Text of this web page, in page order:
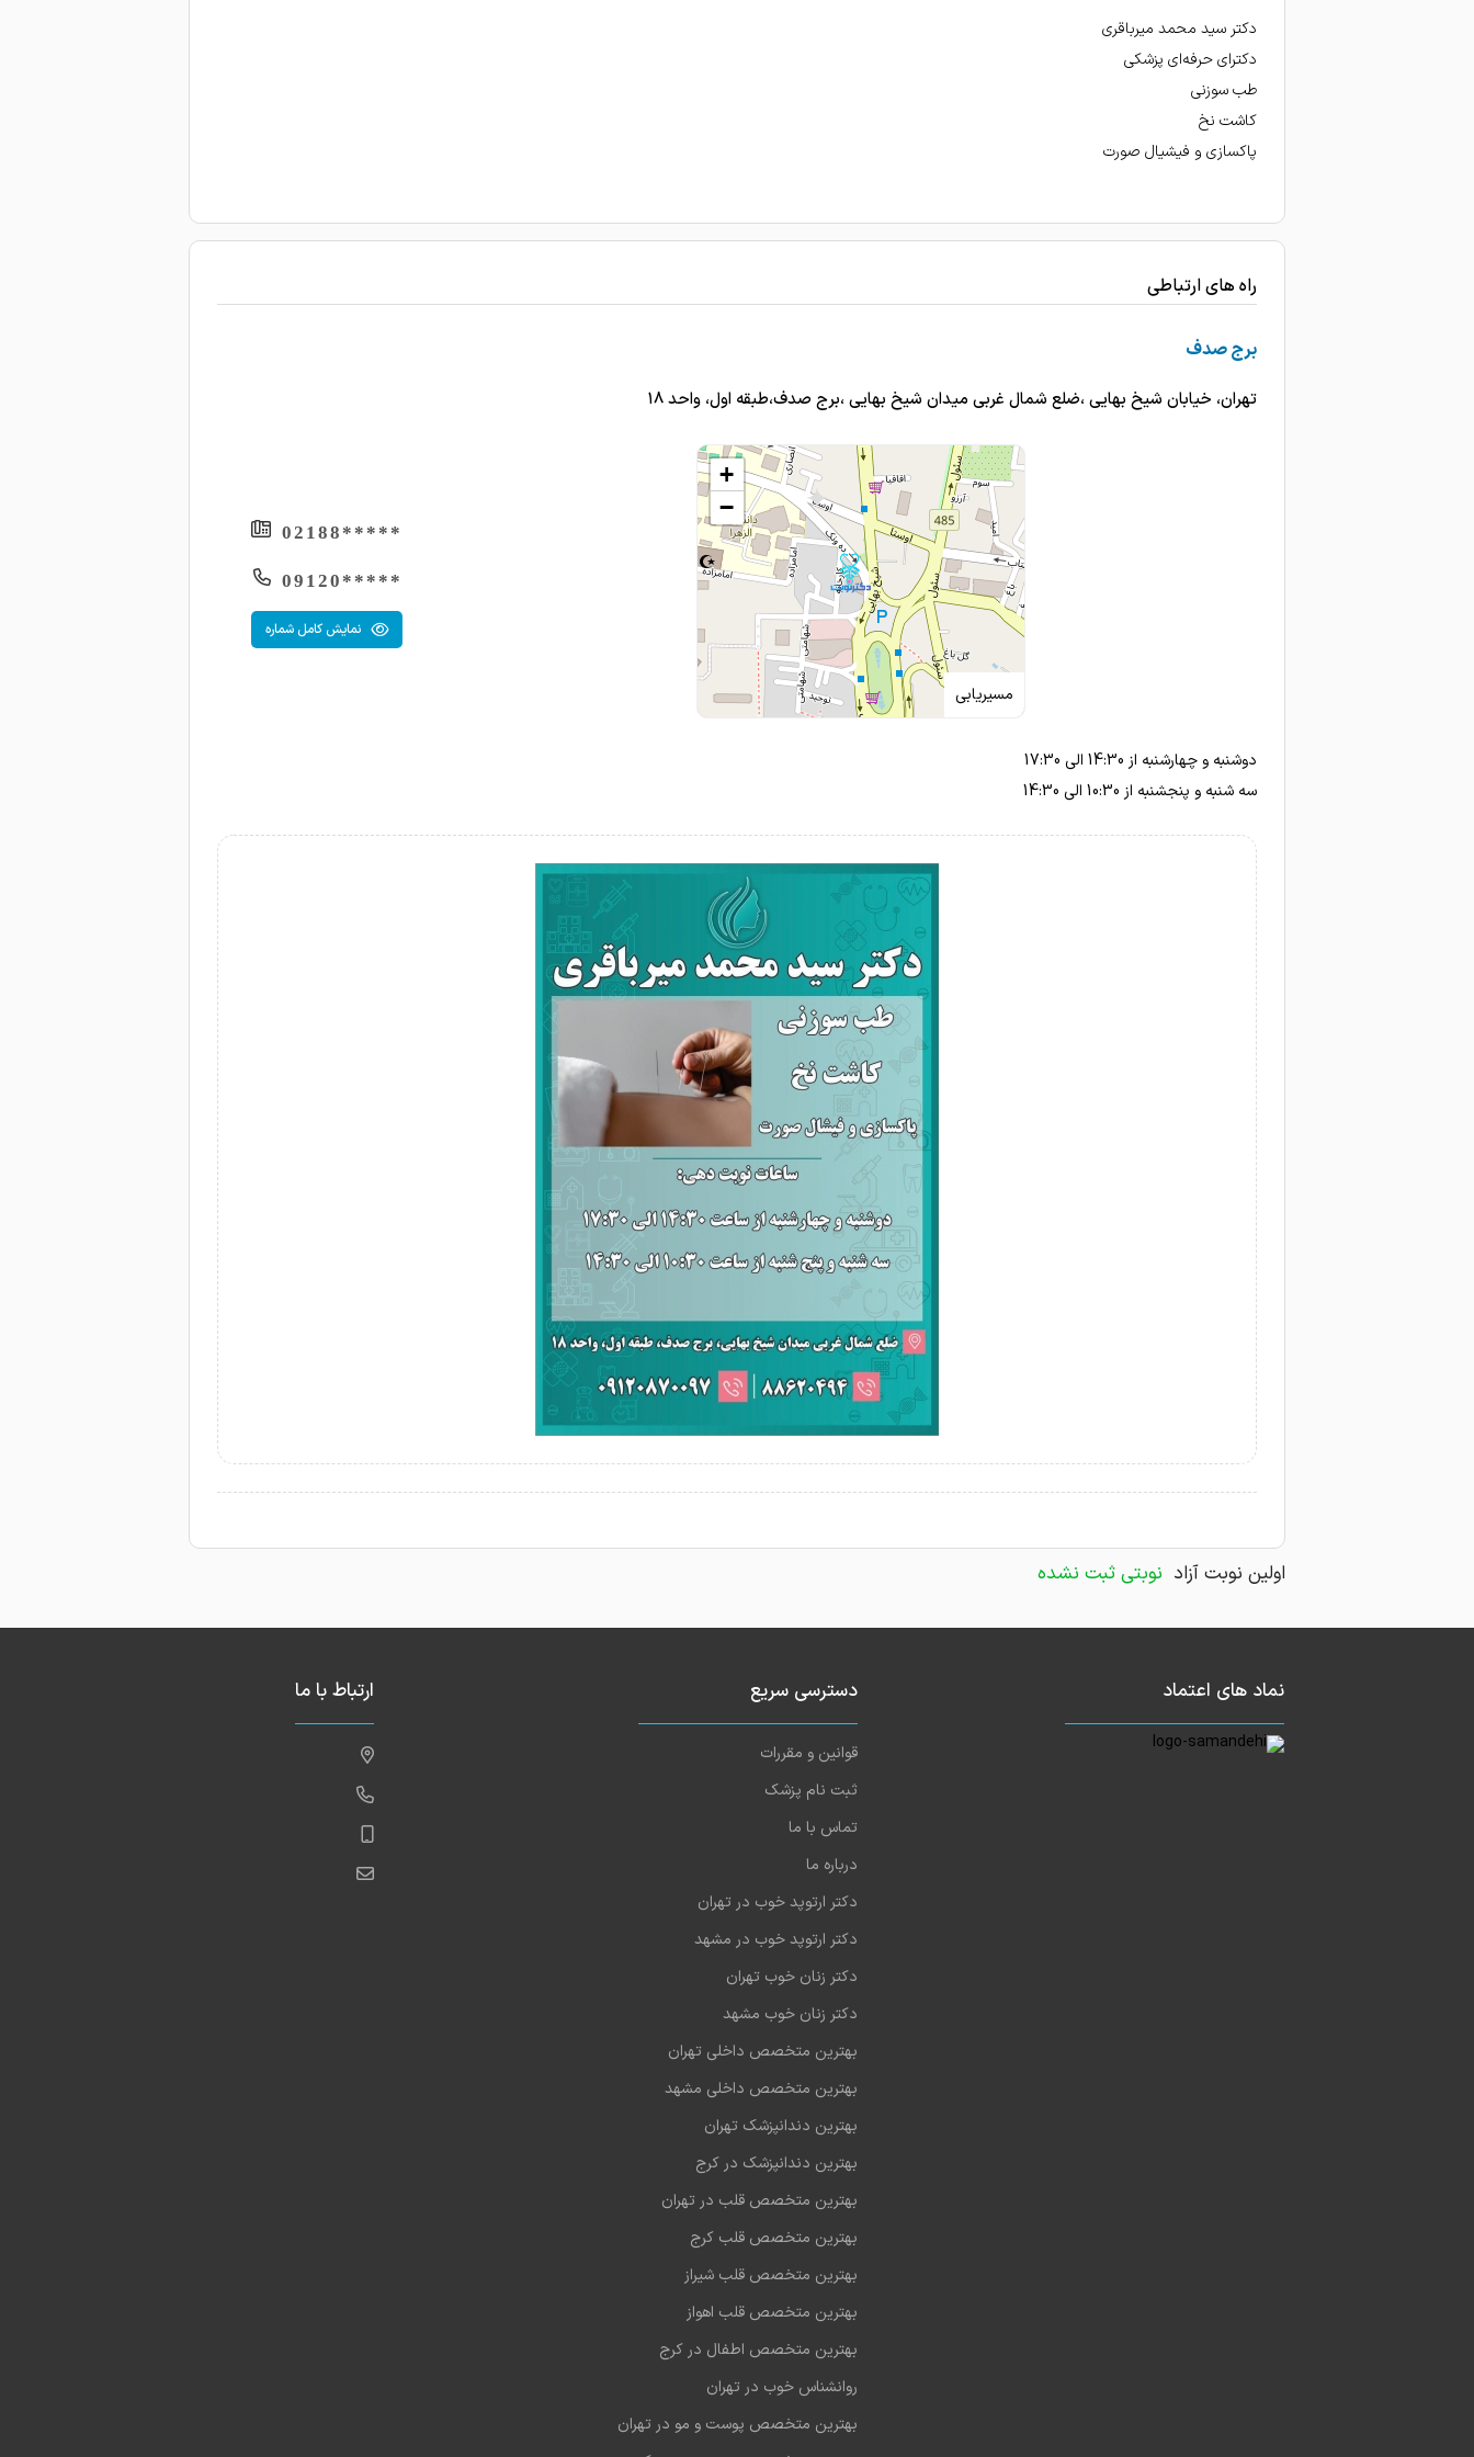
اولین نوبت آزاد نوبتی ثبت نشده
دکتر سید محمد میرباقری
دکترای حرفه‌ای پزشکی
طب سوزنی
کاشت نخ
پاکسازی و فیشیال صورت
راه های ارتباطی
برج صدف
تهران، خیابان شیخ بهایی ،ضلع شمال غربی میدان شیخ بهایی ،برج صدف،طبقه اول، واحد ۱۸
مسیریابی
+
−
*****02188
*****09120
نمایش کامل شماره
دوشنبه و چهارشنبه از 14:30 الی 17:30
سه شنبه و پنجشنبه از 10:30 الی 14:30
نماد های اعتماد دسترسی سریع
قوانین و مقررات
ثبت نام پزشک
تماس با ما
درباره ما
دکتر ارتوپد خوب در تهران
دکتر ارتوپد خوب در مشهد
دکتر زنان خوب تهران
دکتر زنان خوب مشهد
بهترین متخصص داخلی تهران
بهترین متخصص داخلی مشهد
بهترین دندانپزشک تهران
بهترین دندانپزشک در کرج
بهترین متخصص قلب در تهران
بهترین متخصص قلب کرج
بهترین متخصص قلب شیراز
بهترین متخصص قلب اهواز
بهترین متخصص اطفال در کرج
روانشناس خوب در تهران
بهترین متخصص پوست و مو در تهران
ارتباط با ما